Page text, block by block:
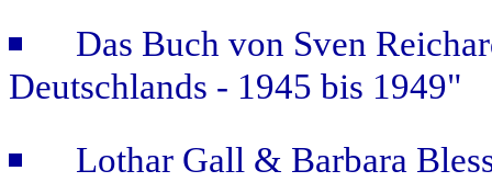
Das Buch von Sven
Deutschlands - 1945 bis 1949"
Lothar Gall & Barbara